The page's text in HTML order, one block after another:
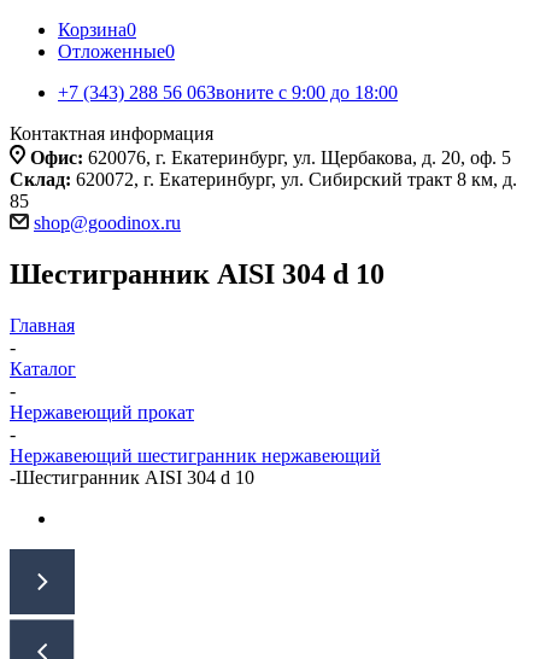
Корзина0
Отложенные0
+7 (343) 288 56 06Звоните с 9:00 до 18:00
Контактная информация
Офис: 620076, г. Екатеринбург, ул. Щербакова, д. 20, оф. 5
Склад: 620072, г. Екатеринбург, ул. Сибирский тракт 8 км, д.
85
shop@goodinox.ru
Шестигранник AISI 304 d 10
Главная
-
Каталог
-
Нержавеющий прокат
-
Нержавеющий шестигранник нержавеющий
-Шестигранник AISI 304 d 10